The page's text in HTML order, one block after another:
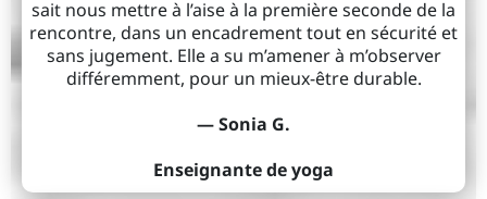
sait nous mettre à l’aise à la première seconde de la
rencontre, dans un encadrement tout en sécurité et
sans jugement. Elle a su m’amener à m’observer
différemment, pour un mieux-être durable.
— Sonia G.
Enseignante de yoga